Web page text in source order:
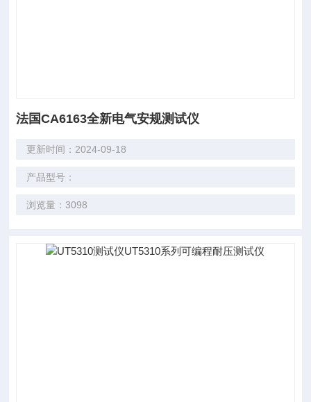
法国CA6163全新电气安规测试仪
更新时间：2024-09-18
产品型号：
浏览量：3098